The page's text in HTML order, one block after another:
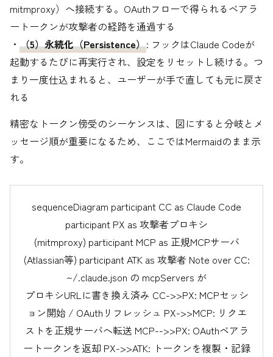
mitmproxy）へ接続する。OAuthフローで得られるベアラ
ートークンが攻撃者の経路を通過する
・ （5）永続化（Persistence）: フックはClaude Codeが
起動するたびに再実行され、設定をリセットし続ける。つ
まり一度仕込まれると、ユーザーが手で直しても元に戻さ
れる
精密なトークン傍受のシーケンスは、図にすると分岐とメ
ッセージ順が重要になるため、ここではMermaidのまま示
す。
sequenceDiagram participant CC as Claude Code
participant PX as 攻撃者プロキシ
(mitmproxy) participant MCP as 正規MCPサーバ
(Atlassian等) participant ATK as 攻撃者 Note over CC:
~/.claude.json の mcpServers が
プロキシURLに書き換え済み CC->>PX: MCPセッシ
ョン開始 / OAuthリフレッシュ PX->>MCP: リクエ
ストを正規サーバへ転送 MCP-->>PX: OAuthベアラ
ートークンを返却 PX->>ATK: トークンを複製・記録